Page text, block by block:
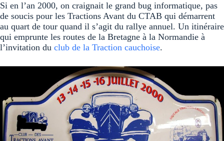
Si en l’an 2000, on craignait le grand bug informatique, pas
de soucis pour les Tractions Avant du CTAB qui démarrent
au quart de tour quand il s’agit du rallye annuel. Un itinéraire
qui emprunte les routes de la Bretagne à la Normandie à
l’invitation du club de la Traction cauchoise.